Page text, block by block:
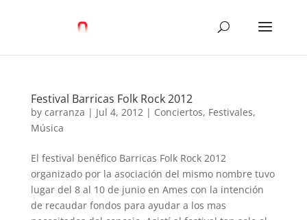
Festival Barricas Folk Rock 2012
by carranza | Jul 4, 2012| Conciertos, Festivales,
Música
El festival benéfico Barricas Folk Rock 2012
organizado por la asociación del mismo nombre tuvo
lugar del 8 al 10 de junio en Ames con la intención
de recaudar fondos para ayudar a los mas